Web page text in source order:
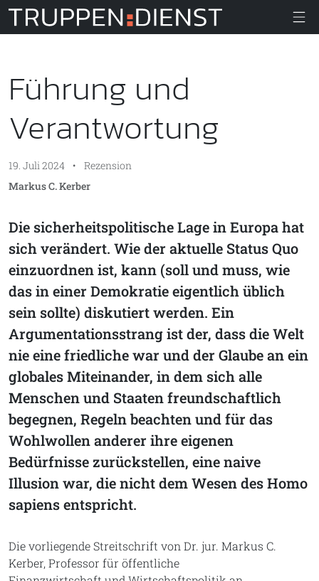
Truppendienst
Führung und
Verantwortung
19. Juli 2024 •
Rezension
Markus C. Kerber
Die sicherheitspolitische Lage in Europa hat
sich verändert. Wie der aktuelle Status Quo
einzuordnen ist, kann (soll und muss, wie
das in einer Demokratie eigentlich üblich
sein sollte) diskutiert werden. Ein
Argumentationsstrang ist der, dass die Welt
nie eine friedliche war und der Glaube an ein
globales Miteinander, in dem sich alle
Menschen und Staaten freundschaftlich
begegnen, Regeln beachten und für das
Wohlwollen anderer ihre eigenen
Bedürfnisse zurückstellen, eine naive
Illusion war, die nicht dem Wesen des Homo
sapiens entspricht.
Die vorliegende Streitschrift von Dr. jur. Markus C.
Kerber, Professor für öffentliche